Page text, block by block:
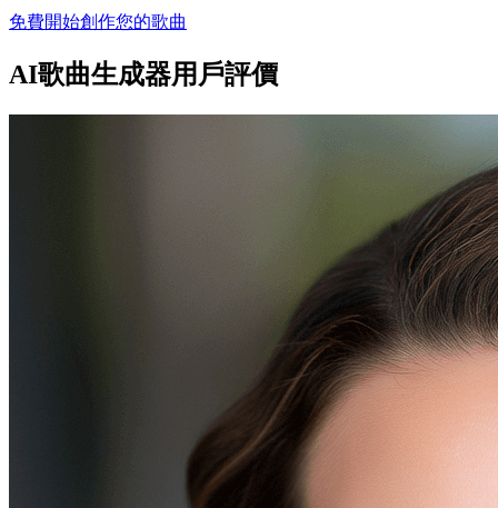
免費開始創作您的歌曲
AI歌曲生成器用戶評價